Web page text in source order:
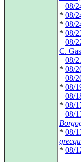
08/
* 08/
* 08/
* 08/
08/
C.
08/
* 08/
08/
* 08/
08/
* 08/
08/
* 08/
* 08/